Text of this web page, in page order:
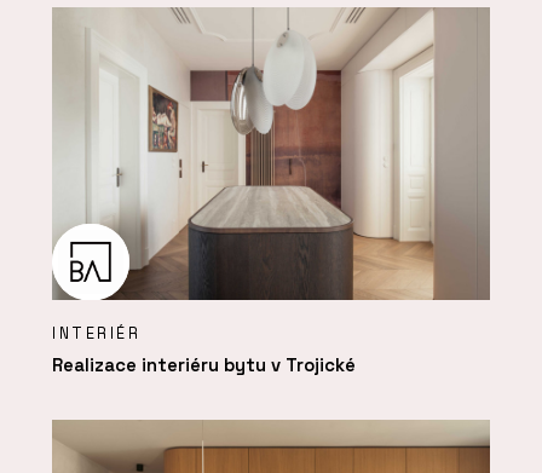
INTERIÉR
Realizace interiéru bytu v Trojické